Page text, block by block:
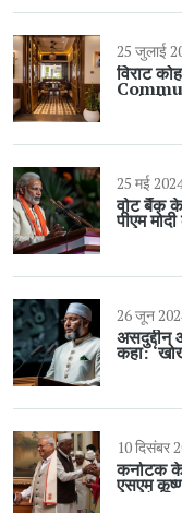
25 जुलाई
विराट
आनंद लें
25 मई
वोट बैंक
पीएम
26 जून
असदुद्दीन
कहा:
10 दिसंबर
कर्नाटक
एसएम
श्रद्धांजलि